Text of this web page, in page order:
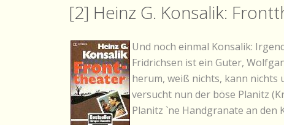
[2] Heinz G. Konsalik:
Und noch einmal Konsalik:
Fridrichsen ist ein Guter,
herum, weiß nichts, kann nichts
versucht nun der böse Planitz
Planitz `ne Handgranate an den